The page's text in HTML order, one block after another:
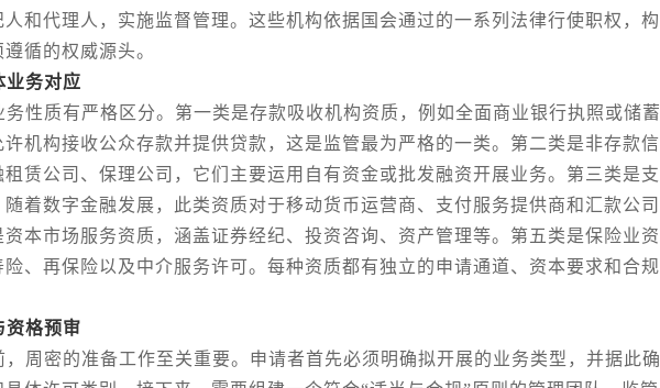
和代理人，实施监督管理。这些机构依据国会通过的一系列法律行使职权，构
循的权威源头。
业务对应
质有严格区分。第一类是存款吸收机构资质，例如全面商业银行执照或储蓄
机构接收公众存款并提供贷款，这是监管最为严格的一类。第二类是非存款信
赁公司、保理公司，它们主要运用自有资金或批发融资开展业务。第三类是支
着数字金融发展，此类资质对于移动货币运营商、支付服务提供商和汇款公司
本市场服务资质，涵盖证券经纪、投资咨询、资产管理等。第五类是保险业资
、再保险以及中介服务许可。每种资质都有独立的申请通道、资本要求和合规
资格预审
密的准备工作至关重要。申请者首先必须明确拟开展的业务类型，并据此确